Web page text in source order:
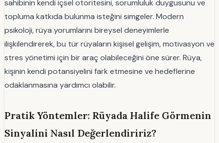
sahibinin kendi içsel otoritesini, sorumluluk duygusunu ve
topluma katkıda bulunma isteğini simgeler. Modern
psikoloji, rüya yorumlarını bireysel deneyimlerle
ilişkilendirerek, bu tür rüyaların kişisel gelişim, motivasyon ve
stres yönetimi için bir araç olabileceğini öne sürer. Rüya,
kişinin kendi potansiyelini fark etmesine ve hedeflerine
odaklanmasına yardımcı olabilir.
Pratik Yöntemler: Rüyada Halife Görmenin
Sinyalini Nasıl Değerlendiririz?